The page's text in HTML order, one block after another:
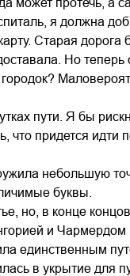
я должна
Старая дорога
Но
пути. Я бы
что придется
небольшую
буквы.
но, в конце
и Чармердом
единственным
в укрытие